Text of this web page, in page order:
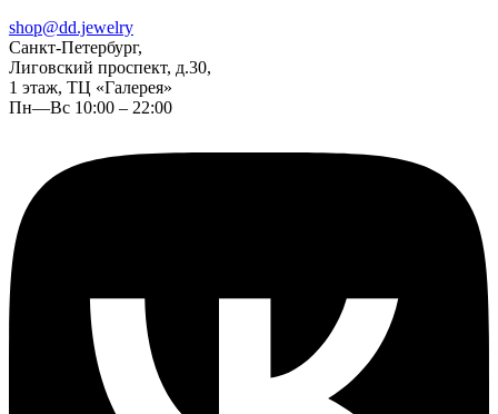
shop@dd.jewelry
Санкт-Петербург,
Лиговский проспект, д.30,
1 этаж, ТЦ «Галерея»
Пн—Вс 10:00 – 22:00